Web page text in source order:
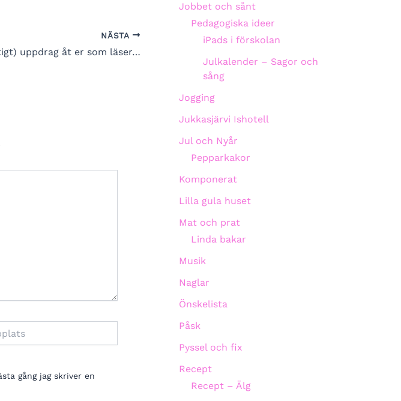
NÄSTA
uppdrag åt er som läser…
gång jag skriver en
Jobbet och sånt
Pedagogiska ideer
iPads i förskolan
Julkalender – Sagor och
sång
Jogging
Jukkasjärvi Ishotell
Jul och Nyår
Pepparkakor
Komponerat
Lilla gula huset
Mat och prat
Linda bakar
Musik
Naglar
Önskelista
Påsk
Pyssel och fix
Recept
Recept – Älg